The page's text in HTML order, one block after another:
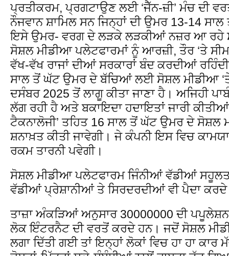
ਪ੍ਰਤੀਕਰਮ, ਪ੍ਰਗਟਾਉਣ ਲਈ ‘ਜੈੱਨ-ਜ਼ੀ’ ਮੰਚ ਦੀ
ਨੌਜਵਾਨ ਸ਼ਾਮਿਲ ਸਨ ਜਿਨ੍ਹਾਂ ਦੀ ਉਮਰ 13-14
ਇਸੇ ਉਮਰ- ਵਰਗ ਦੇ ਲੜਕੇ ਲੜਕੀਆਂ ਨਜ਼ਰ ਆ ਰਹੇ
ਸੋਸ਼ਲ ਮੀਡੀਆ ਪਲੇਟਫਾਰਮਾਂ ਨੂੰ ਆਰਜ਼ੀ, ਤੌਰ ‘ਤੇ
ਵੱਖ-ਵੱਖ ਰਾਜਾਂ ਦੀਆਂ ਸਰਕਾਰਾਂ ਬੰਦ ਕਰਦੀਆਂ
ਸਾਲ ਤੋਂ ਘੱਟ ਉਮਰ ਦੇ ਬੱਚਿਆਂ ਲਈ ਸੋਸ਼ਲ ਮੀਡੀਆ ‘ਤੇ
ਦਸੰਬਰ 2025 ਤੋਂ ਲਾਗੂ ਕੀਤਾ ਜਾਣਾ ਹੈ। ਅਜਿਹੀ
ਲੱਗ ਰਹੀ ਹੈ ਅਤੇ ਬਕਾਇਦਾ ਹਦਾਇਤਾਂ ਜਾਰੀ
ਟੈਕਨਾਲੋਜੀ’ ਤਹਿਤ 16 ਸਾਲ ਤੋਂ ਘੱਟ ਉਮਰ ਦੇ ਸੋਸ਼ਲ
ਸ਼ਨਾਖ਼ਤ ਕੀਤੀ ਜਾਵੇਗੀ। ਜੇ ਕੰਪਨੀ ਇਸ ਵਿਚ
ਰਕਮ ਤਾਰਨੀ ਪਵੇਗੀ।
ਸੋਸ਼ਲ ਮੀਡੀਆ ਪਲੇਟਫਾਰਮ ਜਿੰਨੀਆਂ ਵੱਡੀਆਂ
ਵੱਡੀਆਂ ਪ੍ਰੇਸ਼ਾਨੀਆਂ ਤੇ ਸਿਰਦਰਦੀਆਂ ਵੀ ਪੈਦਾ
ਤਾਜ਼ਾ ਅੰਕੜਿਆਂ ਅਨੁਸਾਰ 30000000 ਦੀ
ਲੋਕ ਇੰਟਰਨੈਟ ਦੀ ਵਰਤੋਂ ਕਰਦੇ ਹਨ। ਜਦੋਂ ਸੋਸ਼ਲ
ਲਗਾ ਦਿੱਤੀ ਗਈ ਤਾਂ ਇਨ੍ਹਾਂ ਲੋਕਾਂ ਵਿਚ ਹਾ ਹਾ